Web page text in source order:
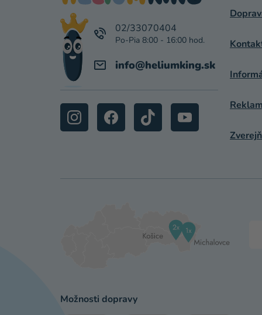
info@heliumking.sk
02/33070404
Možnosti dopravy